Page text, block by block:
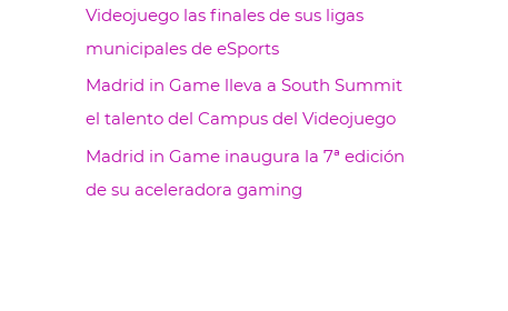
Videojuego las finales de sus ligas
municipales de eSports
Madrid in Game lleva a South Summit
el talento del Campus del Videojuego
Madrid in Game inaugura la 7ª edición
de su aceleradora gaming